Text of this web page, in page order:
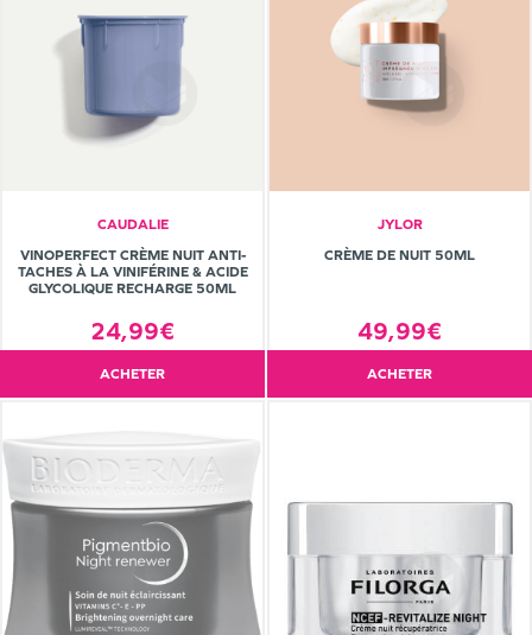
CAUDALIE
VINOPERFECT CRÈME NUIT ANTI-
TACHES À LA VINIFÉRINE & ACIDE
GLYCOLIQUE RECHARGE 50ML
24,99€
ACHETER
JYLOR
CRÈME DE NUIT 50ML
49,99€
ACHETER